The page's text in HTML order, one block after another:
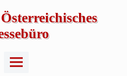
Main
Menu